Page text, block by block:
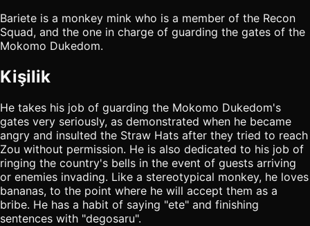
Bariete is a monkey mink who is a member of the Recon
Squad, and the one in charge of guarding the gates of the
Mokomo Dukedom.
Kişilik
He takes his job of guarding the Mokomo Dukedom's
gates very seriously, as demonstrated when he became
angry and insulted the Straw Hats after they tried to reach
Zou without permission. He is also dedicated to his job of
ringing the country's bells in the event of guests arriving
or enemies invading. Like a stereotypical monkey, he loves
bananas, to the point where he will accept them as a
bribe. He has a habit of saying "ete" and finishing
sentences with "degosaru".